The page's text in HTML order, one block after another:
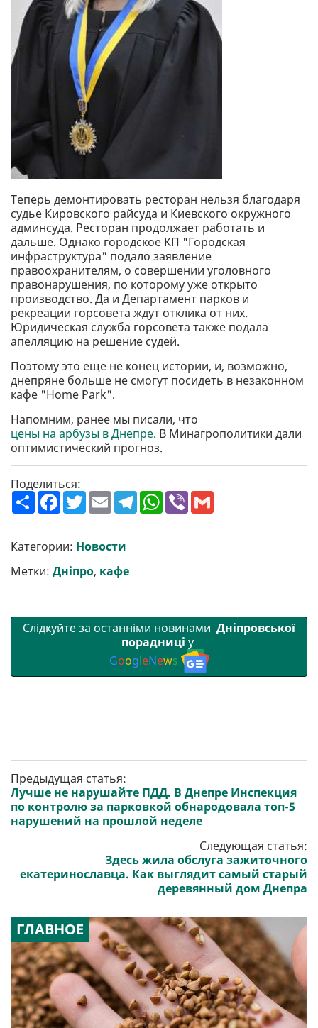
Теперь демонтировать ресторан нельзя благодаря
судье Кировского райсуда и Киевского окружного
админсуда. Ресторан продолжает работать и
дальше. Однако городское КП "Городская
инфраструктура" подало заявление
правоохранителям, о совершении уголовного
правонарушения, по которому уже открыто
производство. Да и Департамент парков и
рекреации горсовета ждут отклика от них.
Юридическая служба горсовета также подала
апелляцию на решение судей.
Поэтому это еще не конец истории, и, возможно,
днепряне больше не смогут посидеть в незаконном
кафе "Home Park".
Напомним, ранее мы писали, что
цены на арбузы в Днепре. В Минагрополитики дали
оптимистический прогноз.
Поделиться:
П
о
р
и
т
и
F
a
b
o
o
k
T
w
t
e
r
E
m
l
T
e
W
h
V
Категории: Новости
Метки: Дніпро, кафе
Слідкуйте за останніми новинами Дніпровської
порадниці у
GoogleNews
Предыдущая статья:
Лучше не нарушайте ПДД. В Днепре Инспекция
по контролю за парковкой обнародовала топ-5
нарушений на прошлой неделе
Следующая статья:
Здесь жила обслуга зажиточного
екатеринославца. Как выглядит самый старый
деревянный дом Днепра
ГЛАВНОЕ